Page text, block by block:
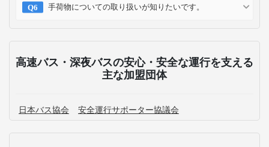
手荷物についての取り扱いが知りたいです。
高速バス・深夜バスの安心・安全な運行を支える
主な加盟団体
日本バス協会 安全運行サポーター協議会